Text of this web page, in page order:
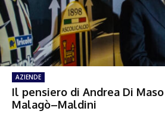
AZIENDE
Il pensiero di Andrea Di
Malagò–Maldini